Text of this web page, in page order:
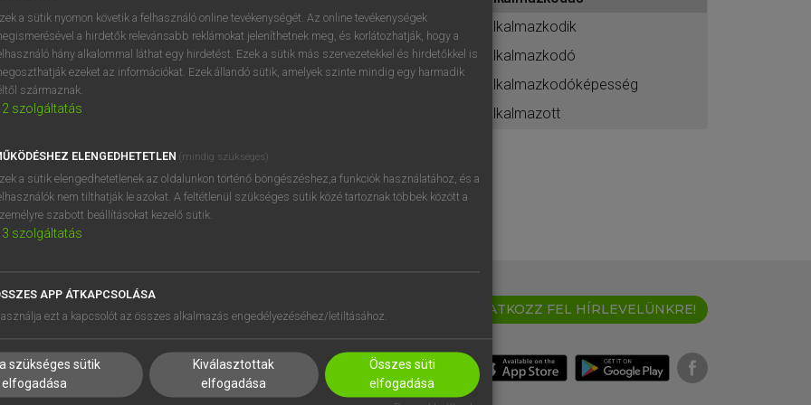
BELÉPÉS
próbaverziójának elindításához
regisztrálok ésbelépek.
REGISZTRÁCIÓ
alkalmazkodik
alkalmazkodó
alkalmazkodóképesség
alkalmazott
SÚGÓ
RÓLUNK
SÜTI BEÁLLÍTÁSOK
IRATKOZZ FEL HÍRLEVELÜNKRE!
a sütik nyomon követik a felhasználó online tevékenységét. Az online tevékenységek
a hirdetők relevánsabb reklámokat jeleníthetnek meg, és korlátozhatják, hogy a
hány alkalommal láthat egy hirdetést. Ezek a sütik más szervezetekkel és hirdetőkkel is
ezeket az információkat. Ezek állandó sütik, amelyek szinte mindig egy harmadik
származnak.
2 szolgáltatás
ELENGEDHETETLEN (mindig szükséges)
a sütik elengedhetetlenek az oldalunkon történő böngészéshez,a funkciók használatához, és a
nem tilthatják le azokat. A feltétlenül szükséges sütik közé tartoznak többek között a
szabott beállításokat kezelő sütik.
3 szolgáltatás
APP ÁTKAPCSOLÁSA
ezt a kapcsolót az összes alkalmazás engedélyezéséhez/letiltásához.
szükséges sütik
elfogadása
Kiválasztottak
elfogadása
Összes süti
elfogadása